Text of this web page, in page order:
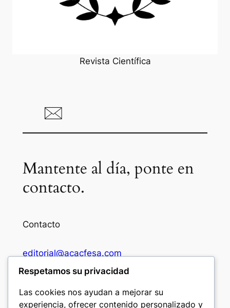
Revista Científica
Mantente al día, ponte en
contacto.
Contacto
editorial@acacfesa.com
Respetamos su privacidad
Las cookies nos ayudan a mejorar su
experiencia, ofrecer contenido personalizado y